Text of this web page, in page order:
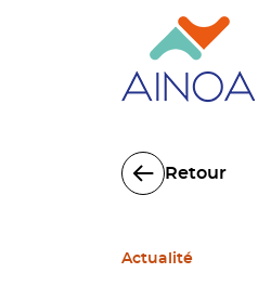
Retour
Actualité